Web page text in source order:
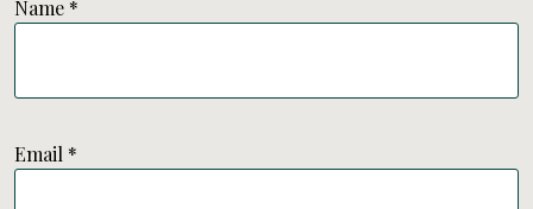
Name *
Email *